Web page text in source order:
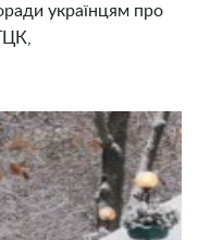
українцям про